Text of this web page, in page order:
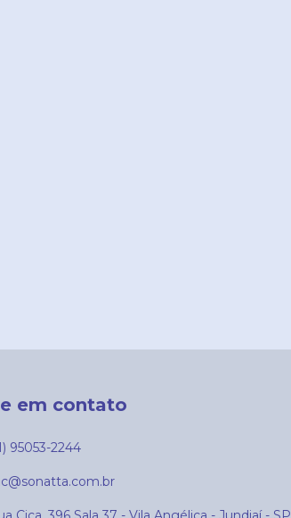
em contato
95053-2244